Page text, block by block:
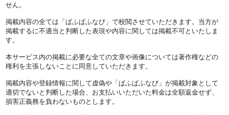
せん。
掲載内容の全ては「ぱふぱふなび」で校閲させていただきます。当方が
掲載するに不適当と判断した表現や内容に関しては掲載不可といたしま
す。
本サービス内の掲載に必要な全ての文章や画像については著作権などの
権利を主張しないことに同意していただきます。
掲載内容や登録情報に関して虚偽や「ぱふぱふなび」が掲載対象として
適切でないと判断した場合、お支払いいただいた料金は全額返金せず、
損害正義務を負わないものとします。